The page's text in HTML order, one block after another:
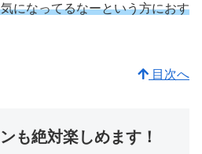
になってるなーという方におす
目次へ
も絶対楽しめます！